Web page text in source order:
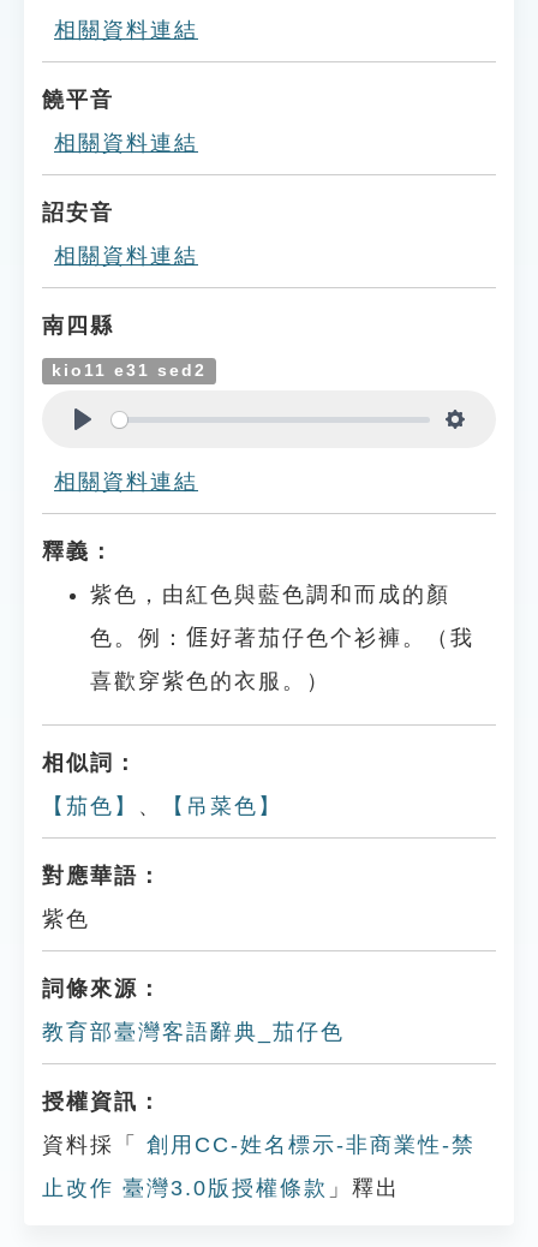
相關資料連結
饒平音
相關資料連結
詔安音
相關資料連結
南四縣
kio11 e31 sed2
相關資料連結
釋義：
紫色，由紅色與藍色調和而成的顏
色。例：𠊎好著茄仔色个衫褲。（我
喜歡穿紫色的衣服。）
相似詞：
【茄色】 、 【吊菜色】
對應華語：
紫色
詞條來源：
教育部臺灣客語辭典_茄仔色
授權資訊：
資料採「
創用CC-姓名標示-非商業性-禁
止改作 臺灣3.0版授權條款 」釋出